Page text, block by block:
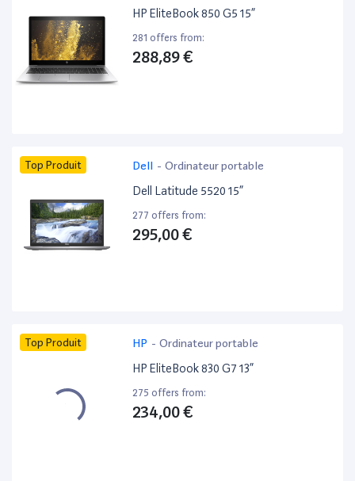
HP EliteBook 850 G5 15”
281 offers from:
288,89 €
Top Produit Dell - Ordinateur portable
Dell Latitude 5520 15”
277 offers from:
295,00 €
Top Produit HP - Ordinateur portable
HP EliteBook 830 G7 13”
275 offers from:
234,00 €